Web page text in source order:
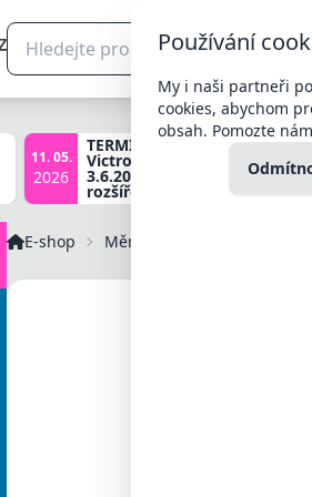
11. 05.
2026
TERMÍNY školení:
Victron základní
3.6.2026, Victron
rozšířené 17.6.2026
E-shop Měniče DC/AC hybridní
Používání
My i naši partneři
cookies, abychom
obsah. Pomozte